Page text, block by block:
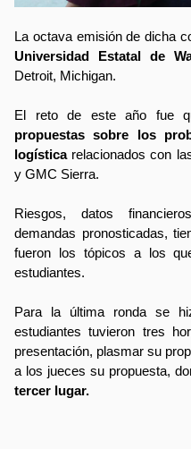
Universidad Estatal de
Detroit, Michigan.
El reto de este año fue
propuestas sobre los
logística relacionados con
y GMC Sierra.
Riesgos, datos
demandas pronosticadas,
fueron los tópicos a los
estudiantes.
Para la última ronda se
estudiantes tuvieron tres
presentación, plasmar su
a los jueces su propuesta,
tercer lugar.